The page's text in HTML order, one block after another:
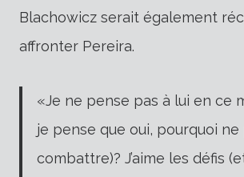
Blachowicz serait également
affronter Pereira.
«Je ne pense pas à lui en ce
je pense que oui, pourquoi ne
combattre)? J’aime les défis